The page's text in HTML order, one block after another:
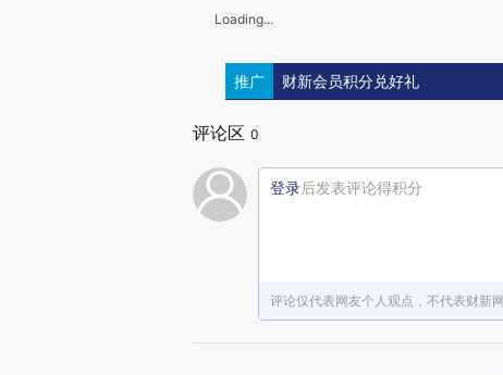
Loading...
推广 财新会员积分兑好礼
评论区 0
登录后发表评论得积分
评论仅代表网友个人观点，不代表财新